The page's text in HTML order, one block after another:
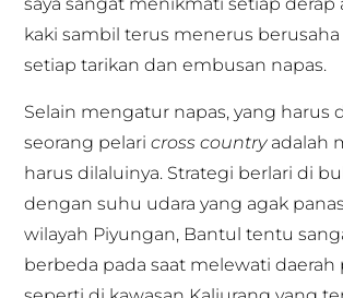
kaki sambil terus menerus
setiap tarikan dan embusan napas.
Selain mengatur napas, yang harus
seorang pelaricross countryadalah
harus dilaluinya. Strategi berlari di
dengan suhu udara yang agak
wilayah Piyungan, Bantul tentu
berbeda pada saat melewati